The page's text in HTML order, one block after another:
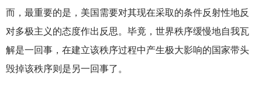
而，最重要的是，美国需要对其现在采取的条件反射性地反
对多极主义的态度作出反思。毕竟，世界秩序缓慢地自我瓦
解是一回事，在建立该秩序过程中产生极大影响的国家带头
毁掉该秩序则是另一回事了。